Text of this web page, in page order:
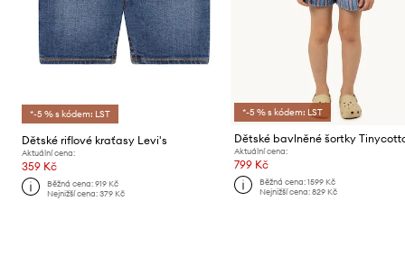
*-5 % s kódem: LST
Dětské riflové kraťasy Levi's
Aktuální cena:
359 Kč
Běžná cena:919 Kč
Nejnižší cena:379 Kč
*-5 % s kódem: LST
Aktuální cena:
799 Kč
Běžná cena: 1599 Kč
Nejnižší cena: 829 Kč